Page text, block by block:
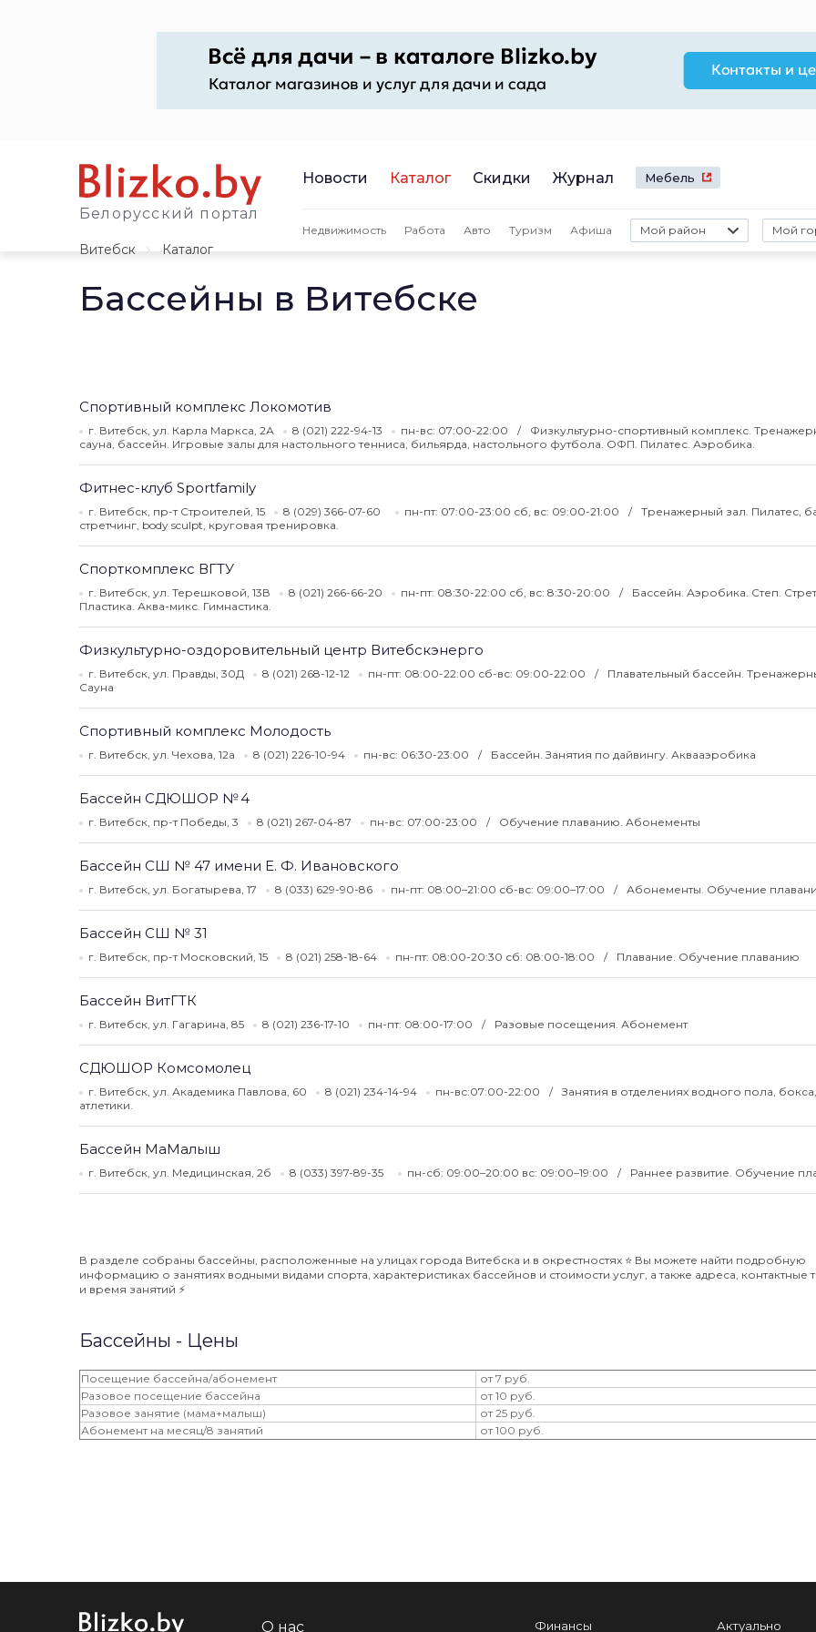
Белорусский портал
Новости Каталог Скидки Журнал Мебель
Недвижимость Работа Авто Туризм Афиша Мой район Мой
Витебск
Каталог
Бассейны в Витебске
Спортивный комплекс Локомотив
г. Витебск, ул. Карла Маркса, 2А 8 (021) 222-94-13 пн-вс: 07:00-22:00
Физкультурно-спортивный комплекс.
сауна, бассейн. Игровые залы для настольного тенниса, бильярда, настольного футбола. ОФП. Пилатес. Аэробика.
Фитнес-клуб Sportfamily
г. Витебск, пр-т Строителей, 15 8 (029) 366-07-60 пн-пт: 07:00-23:00 сб, вс: 09:00-21:00
Тренажерный зал. Пилатес,
стретчинг, body sculpt, круговая тренировка.
Спорткомплекс ВГТУ
г. Витебск, ул. Терешковой, 13В 8 (021) 266-66-20 пн-пт: 08:30-22:00 сб, вс: 8:30-20:00
Бассейн. Аэробика. Степ.
Пластика. Аква-микс. Гимнастика.
Физкультурно-оздоровительный центр Витебскэнерго
г. Витебск, ул. Правды, 30Д 8 (021) 268-12-12 пн-пт: 08:00-22:00 сб-вс: 09:00-22:00
Плавательный бассейн.
Сауна
Спортивный комплекс Молодость
г. Витебск, ул. Чехова, 12а 8 (021) 226-10-94 пн-вс: 06:30-23:00 Бассейн. Занятия по дайвингу. Аквааэробика
Бассейн СДЮШОР № 4
г. Витебск, пр-т Победы, 3 8 (021) 267-04-87 пн-вс: 07:00-23:00 Обучение плаванию. Абонементы
Бассейн СШ № 47 имени Е. Ф. Ивановского
г. Витебск, ул. Богатырева, 17 8 (033) 629-90-86 пн-пт: 08:00–21:00 сб-вс: 09:00–17:00 Абонементы. Обучение
Бассейн СШ № 31
г. Витебск, пр-т Московский, 15 8 (021) 258-18-64 пн-пт: 08:00-20:30 сб: 08:00-18:00 Плавание. Обучение плаванию
Бассейн ВитГТК
г. Витебск, ул. Гагарина, 85 8 (021) 236-17-10 пн-пт: 08:00-17:00 Разовые посещения. Абонемент
СДЮШОР Комсомолец
г. Витебск, ул. Академика Павлова, 60 8 (021) 234-14-94 пн-вс:07:00-22:00
Занятия в отделениях водного пола,
атлетики.
Бассейн МаМалыш
г. Витебск, ул. Медицинская, 2б 8 (033) 397-89-35 пн-сб: 09:00–20:00 вс: 09:00–19:00 Раннее развитие. Обучение
В разделе собраны бассейны, расположенные на улицах города Витебска и в окрестностях ⭐️ Вы можете найти подробную
информацию о занятиях водными видами спорта, характеристиках бассейнов и стоимости услуг, а также адреса, контактные
и время занятий ⚡️
Бассейны - Цены
Посещение бассейна/абонемент
от 7 руб.
Разовое посещение бассейна
от 10 руб.
Разовое занятие (мама+малыш)
от 25 руб.
Абонемент на месяц/8 занятий
от 100 руб.
О нас Финансы Актуально